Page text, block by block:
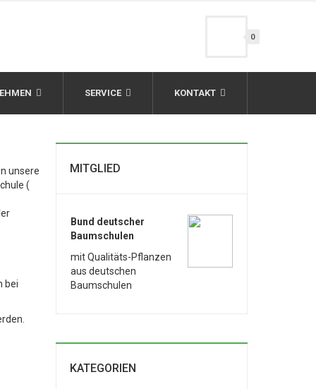
0
SERVICE KONTAKT
unsere
(
bei
MITGLIED
Bund deutscher
Baumschulen
mit Qualitäts-Pflanzen
aus deutschen
Baumschulen
KATEGORIEN